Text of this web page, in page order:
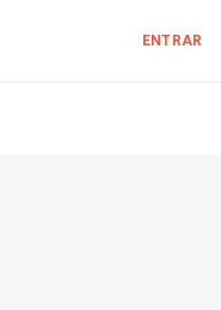
ENTRAR